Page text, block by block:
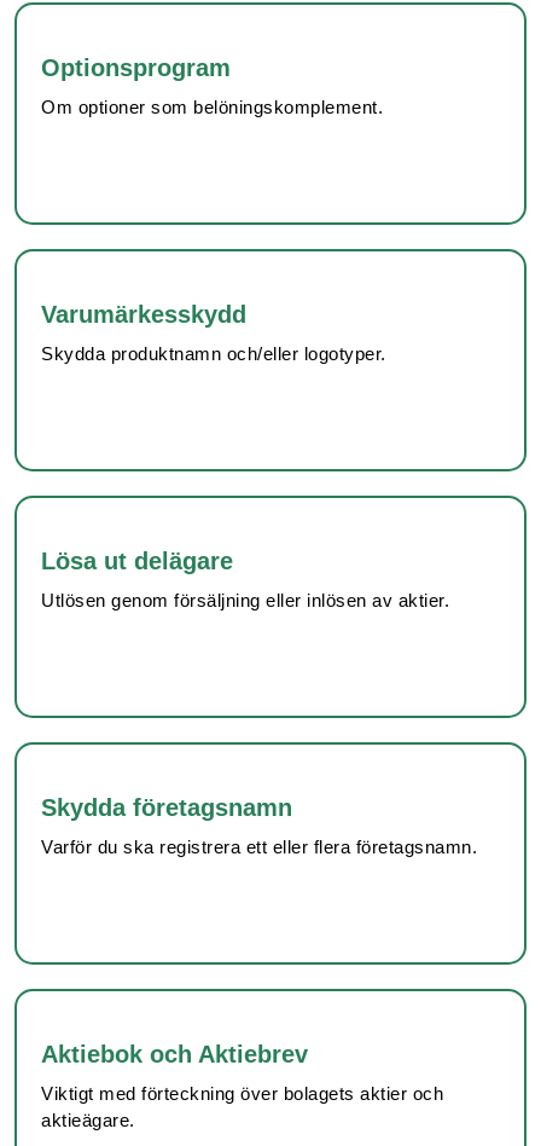
Optionsprogram
Om optioner som belöningskomplement.
Varumärkesskydd
Skydda produktnamn och/eller logotyper.
Lösa ut delägare
Utlösen genom försäljning eller inlösen av aktier.
Skydda företagsnamn
Varför du ska registrera ett eller flera företagsnamn.
Aktiebok och Aktiebrev
Viktigt med förteckning över bolagets aktier och
aktieägare.